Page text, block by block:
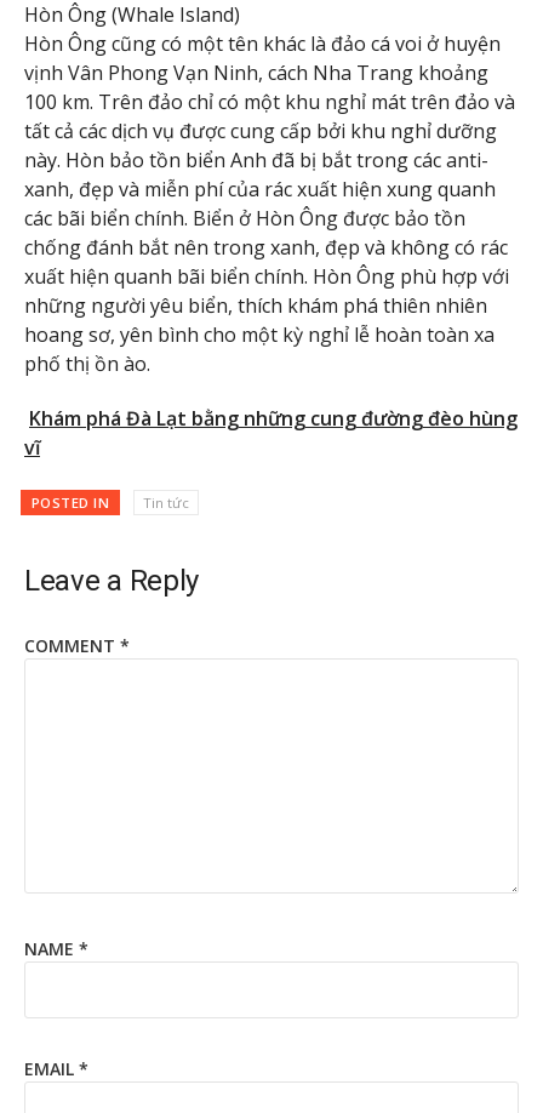
Hòn Ông (Whale Island)
Hòn Ông cũng có một tên khác là đảo cá voi ở huyện
vịnh Vân Phong Vạn Ninh, cách Nha Trang khoảng
100 km. Trên đảo chỉ có một khu nghỉ mát trên đảo và
tất cả các dịch vụ được cung cấp bởi khu nghỉ dưỡng
này. Hòn bảo tồn biển Anh đã bị bắt trong các anti-
xanh, đẹp và miễn phí của rác xuất hiện xung quanh
các bãi biển chính. Biển ở Hòn Ông được bảo tồn
chống đánh bắt nên trong xanh, đẹp và không có rác
xuất hiện quanh bãi biển chính. Hòn Ông phù hợp với
những người yêu biển, thích khám phá thiên nhiên
hoang sơ, yên bình cho một kỳ nghỉ lễ hoàn toàn xa
phố thị ồn ào.
Khám phá Đà Lạt bằng những cung đường đèo hùng
vĩ
POSTED IN Tin tức
Leave a Reply
COMMENT *
NAME *
EMAIL *